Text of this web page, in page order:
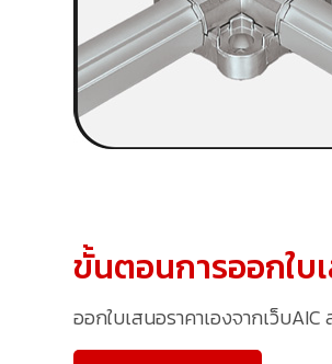
ขั้นตอนการออกใบ
ออกใบเสนอราคาเองจากเว็บAIC